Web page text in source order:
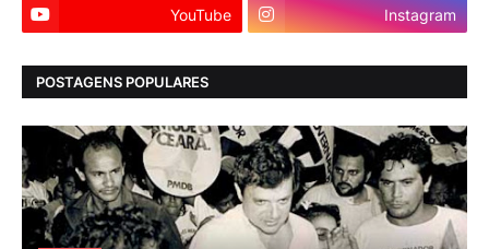
YouTube Instagram
POSTAGENS POPULARES